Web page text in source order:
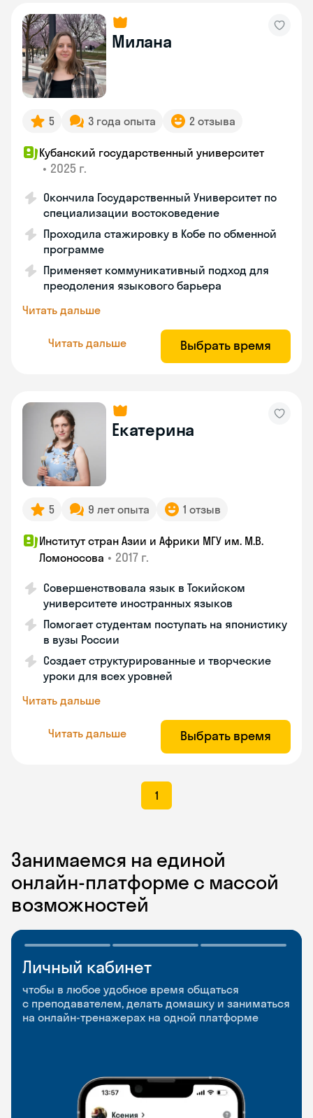
Милана
5 3 года опыта 2 отзыва
Кубанский государственный университет
• 2025 г.
Окончила Государственный Университет по
специализации востоковедение
Проходила стажировку в Кобе по обменной
программе
Применяет коммуникативный подход для
преодоления языкового барьера
Читать дальше
Читать дальше Выбрать время
Екатерина
5 9 лет опыта 1 отзыв
Институт стран Азии и Африки МГУ им. М.В.
Ломоносова • 2017 г.
Совершенствовала язык в Токийском
университете иностранных языков
Помогает студентам поступать на японистику
в вузы России
Создает структурированные и творческие
уроки для всех уровней
Читать дальше
Читать дальше Выбрать время
1
Занимаемся на единой
онлайн-платформе с массой
возможностей
Личный кабинет
чтобы в любое удобное время общаться
с преподавателем, делать домашку и заниматься
на онлайн-тренажерах на одной платформе
Мобильное
приложение
чтобы заниматься и изучать новые слова где
и когда удобно
Разговорные клубы
и Talks
Групповые занятия для разговорной практики
и индивидуальные встречи с преподавателями